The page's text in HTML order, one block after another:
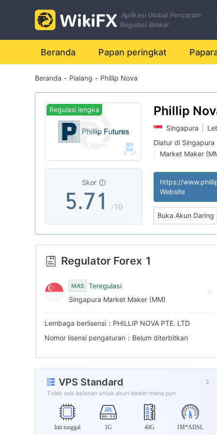
Aplikasi Global Pencarian
Regulasi Broker
Beranda Papan peringkat
Beranda - Pialang - Phillip Nova
Regulasi lengka
Skor
0
1
2
3
4
5
6
7
8
9
.
1
2
3
4
6
7
8
9
0
1
2
3
4
5
6
7
8
9
/10
Phillip
Singapura
Diatur di Singapura
Market Maker
Website
Buka Akun Daring
Regulator Forex 1
MAS
Teregulasi
Singapura Market Maker (MM)
Lembaga berlisensi：PHILLIP NOVA PTE. LTD
Nomor lisensi pengaturan：Belum diterbitkan
VPS Standard
Tidak ada batasan untuk akun dealer mana pun
Inti tunggal 1G 40G 1M*ADSL